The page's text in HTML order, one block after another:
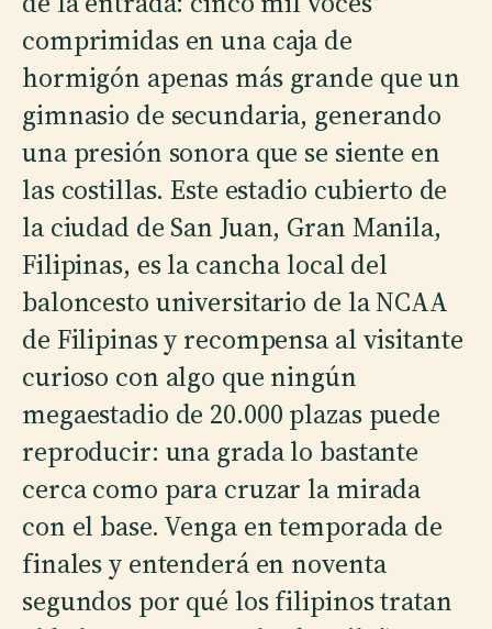
comprimidas en una caja de
hormigón apenas más grande que un
gimnasio de secundaria, generando
una presión sonora que se siente en
las costillas. Este estadio cubierto de
la ciudad de San Juan, Gran Manila,
Filipinas, es la cancha local del
baloncesto universitario de la NCAA
de Filipinas y recompensa al visitante
curioso con algo que ningún
megaestadio de 20.000 plazas puede
reproducir: una grada lo bastante
cerca como para cruzar la mirada
con el base. Venga en temporada de
finales y entenderá en noventa
segundos por qué los filipinos tratan